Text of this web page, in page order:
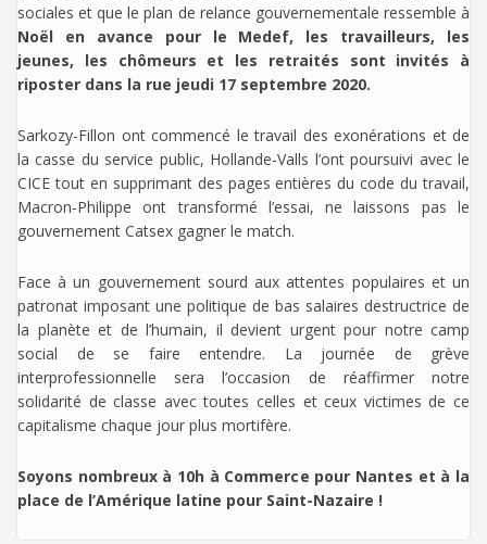
sociales et que le plan de relance gouvernementale ressemble à
Noël en avance pour le Medef, les travailleurs, les
jeunes, les chômeurs et les retraités sont invités à
riposter dans la rue jeudi 17 septembre 2020.
Sarkozy-Fillon ont commencé le travail des exonérations et de
la casse du service public, Hollande-Valls l’ont poursuivi avec le
CICE tout en supprimant des pages entières du code du travail,
Macron-Philippe ont transformé l’essai, ne laissons pas le
gouvernement Catsex gagner le match.
Face à un gouvernement sourd aux attentes populaires et un
patronat imposant une politique de bas salaires destructrice de
la planète et de l’humain, il devient urgent pour notre camp
social de se faire entendre. La journée de grève
interprofessionnelle sera l’occasion de réaffirmer notre
solidarité de classe avec toutes celles et ceux victimes de ce
capitalisme chaque jour plus mortifère.
Soyons nombreux à 10h à Commerce pour Nantes et à la
place de l’Amérique latine pour Saint-Nazaire !